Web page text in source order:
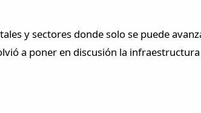
y sectores donde solo se puede
a poner en discusión la